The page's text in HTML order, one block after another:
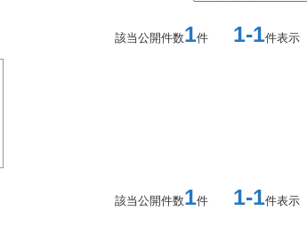
該当公開件数1件 1-1件表示
該当公開件数1件 1-1件表示